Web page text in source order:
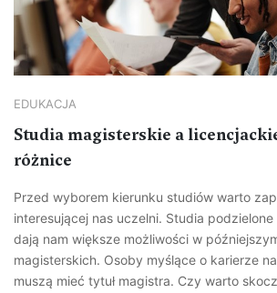
EDUKACJA
Stu­dia magi­sterskie a
różnice
Przed wybo­rem kie­runku stu­diów warto
inte­re­su­ją­cej nas uczelni. Stu­dia
dają nam więk­sze moż­li­wo­ści w
magi­ster­skich. Osoby myślące o karie­rze
muszą mieć tytuł magi­stra. Czy warto